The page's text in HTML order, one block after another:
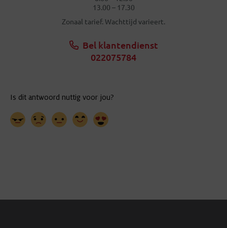
13.00 – 17.30
Zonaal tarief. Wachttijd varieert.
Bel klantendienst
022075784